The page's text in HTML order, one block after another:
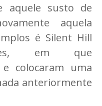
aquele susto de
aquela
é Silent Hill
em que
colocaram uma
anteriormente